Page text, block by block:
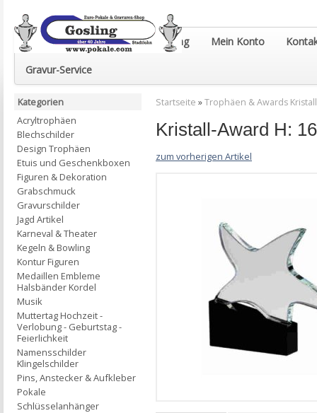
Euro-Pokale & Gravur-Shop Gosling Mein Konto
Gravur-Service
Startseite »Trophäen & Awards Kristall
Kristall-Award H:
zum vorherigen Artikel
Kategorien
Acryltrophäen
Blechschilder
Design Trophäen
Etuis und Geschenkboxen
Figuren & Dekoration
Grabschmuck
Gravurschilder
Jagd Artikel
Karneval & Theater
Kegeln & Bowling
Kontur Figuren
Medaillen Embleme
Halsbänder Kordel
Musik
Muttertag Hochzeit -
Verlobung - Geburtstag -
Feierlichkeit
Namensschilder
Klingelschilder
Pins, Anstecker & Aufkleber
Pokale
Schlüsselanhänger